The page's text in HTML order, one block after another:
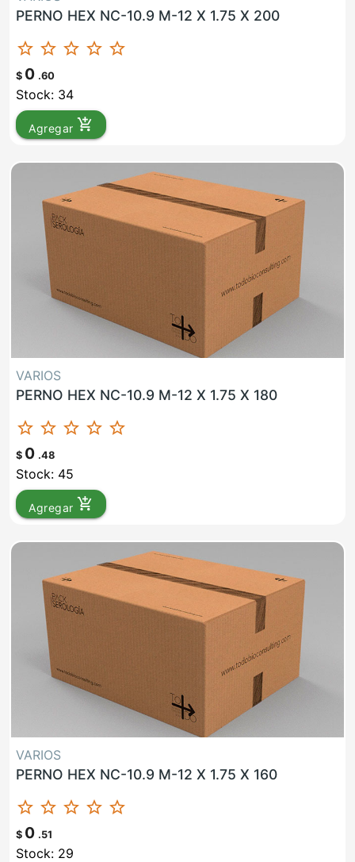
PERNO HEX NC-10.9 M-12 X 1.75 X 200
star_border star_border star_border star_border star_border
$ 0 .60
Stock: 34
Agregar add_shopping_cart
VARIOS
PERNO HEX NC-10.9 M-12 X 1.75 X 180
star_border star_border star_border star_border star_border
$ 0 .48
Stock: 45
Agregar add_shopping_cart
VARIOS
PERNO HEX NC-10.9 M-12 X 1.75 X 160
star_border star_border star_border star_border star_border
$ 0 .51
Stock: 29